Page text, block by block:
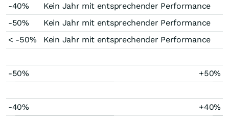
-40%
Kein Jahr mit entsprechender Performance
-50%
Kein Jahr mit entsprechender Performance
< -50%
Kein Jahr mit entsprechender Performance
-50% +50%
-40% +40%